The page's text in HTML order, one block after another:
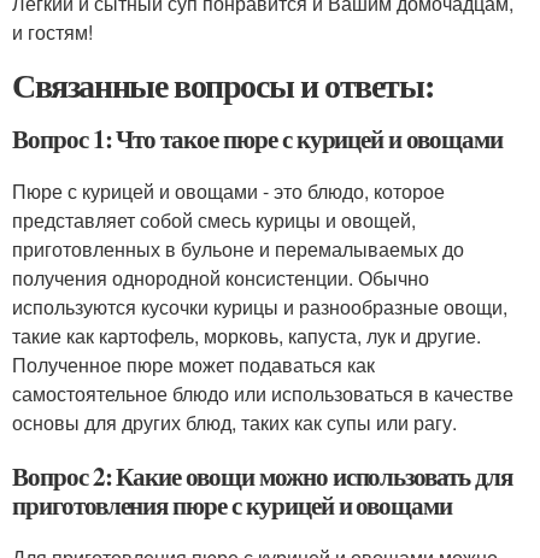
и гостям!
Связанные вопросы и ответы:
Вопрос 1: Что такое пюре с курицей и овощами
Пюре с курицей и овощами - это блюдо, которое
представляет собой смесь курицы и овощей,
приготовленных в бульоне и перемалываемых до
получения однородной консистенции. Обычно
используются кусочки курицы и разнообразные овощи,
такие как картофель, морковь, капуста, лук и другие.
Полученное пюре может подаваться как
самостоятельное блюдо или использоваться в качестве
основы для других блюд, таких как супы или рагу.
Вопрос 2: Какие овощи можно использовать для
приготовления пюре с курицей и овощами